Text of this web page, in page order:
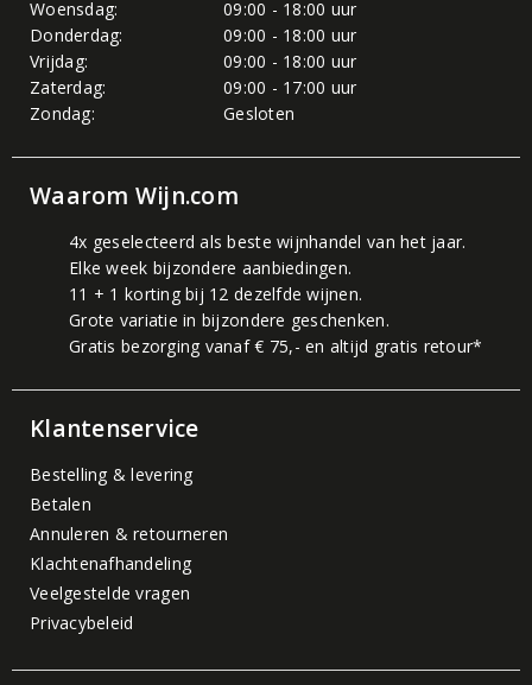
Woensdag:
09:00 - 18:00 uur
Donderdag:
09:00 - 18:00 uur
Vrijdag:
09:00 - 18:00 uur
Zaterdag:
09:00 - 17:00 uur
Zondag:
Gesloten
Waarom Wijn.com
4x geselecteerd als beste wijnhandel van het jaar.
Elke week bijzondere aanbiedingen.
11 + 1 korting bij 12 dezelfde wijnen.
Grote variatie in bijzondere geschenken.
Gratis bezorging vanaf € 75,- en altijd gratis retour*
Klantenservice
Bestelling & levering
Betalen
Annuleren & retourneren
Klachtenafhandeling
Veelgestelde vragen
Privacybeleid